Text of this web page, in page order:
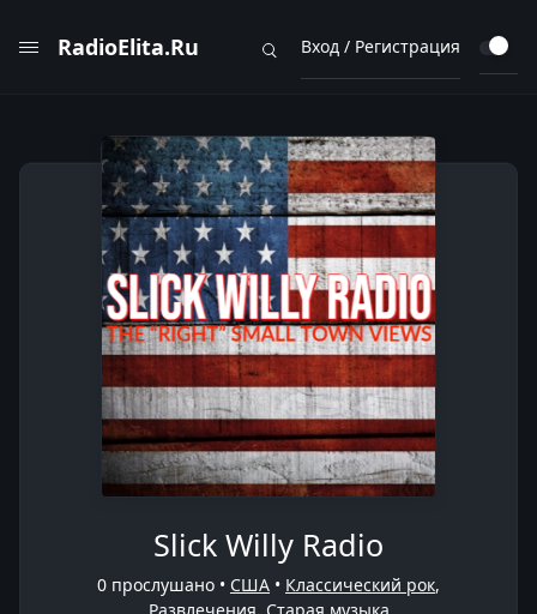
RadioElita.Ru Вход / Регистрация
Slick Willy Radio
0 прослушано • США • Классический рок,